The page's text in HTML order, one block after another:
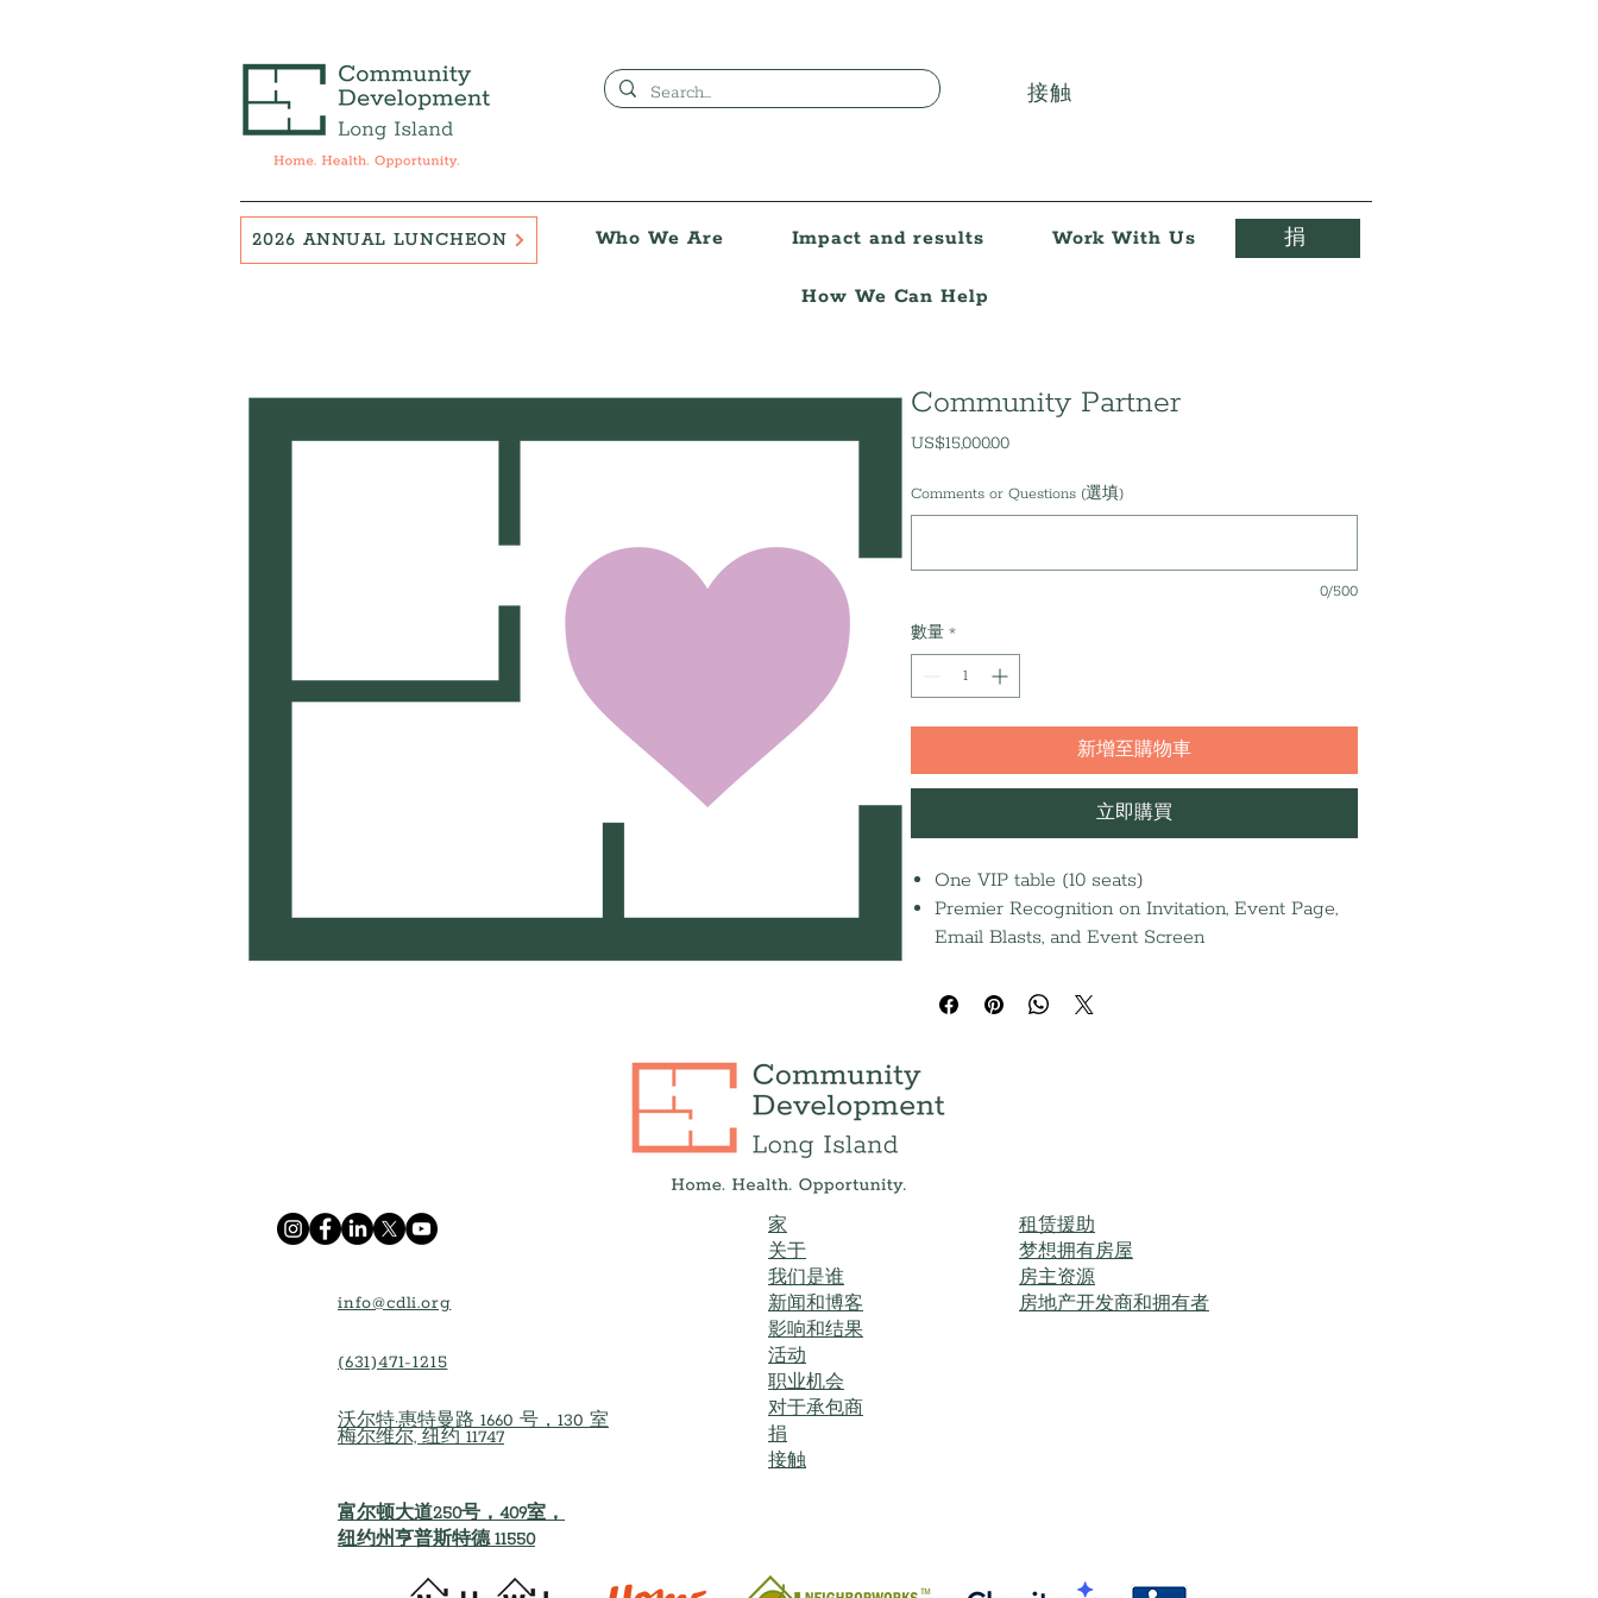
接触
2026 ANNUAL LUNCHEON Who We Are Impact and results Work With Us
How We Can Help
捐
Community Partner
US$15,000.00價
Comments or Questions (選填)
0/500
數量 *
新增至購物車
立即購買
One VIP table (10 seats)
Premier Recognition on Invitation, Event Page,
Email Blasts, and Event Screen
Featured social media post on Stories
info@cdli.org
(631)471-1215
沃尔特·惠特曼路 1660 号，130 室
梅尔维尔, 纽约 11747
富尔顿大道250号，409室，
纽约州亨普斯特德 11550
家
关于
我们是谁
新闻和博客
影响和结果
活动
职业机会
对于承包商
捐
接触
租赁援助
梦想拥有房屋
房主资源
房地产开发商和拥有者